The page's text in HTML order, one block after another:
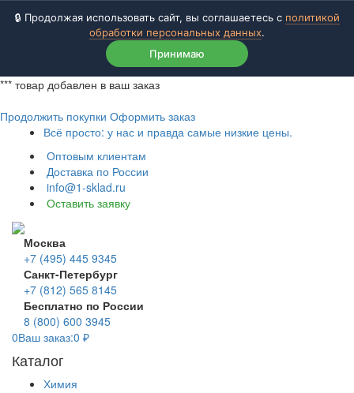
🔒 Продолжая использовать сайт, вы соглашаетесь с политикой
обработки персональных данных.
Принимаю
*** товар добавлен в ваш заказ
Продолжить покупки Оформить заказ
Всё просто: у нас и правда самые низкие цены.
Оптовым клиентам
Доставка по России
info@1-sklad.ru
Оставить заявку
Москва
+7 (495) 445 9345
Санкт-Петербург
+7 (812) 565 8145
Бесплатно по России
8 (800) 600 3945
0Ваш заказ:0 ₽
Каталог
Химия